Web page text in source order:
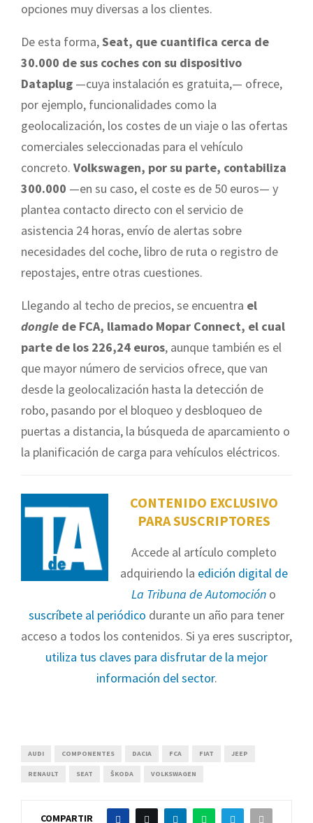
opciones muy diversas a los clientes.
De esta forma,Seat, que cuantifica cerca de
30.000 de sus coches con su dispositivo
Dataplug —cuya instalación es gratuita,— ofrece,
por ejemplo, funcionalidades como la
geolocalización, los costes de un viaje o las ofertas
comerciales seleccionadas para el vehículo
concreto. Volkswagen, por su parte, contabiliza
300.000 —en su caso, el coste es de 50 euros— y
plantea contacto directo con el servicio de
asistencia 24 horas, envío de alertas sobre
necesidades del coche, libro de ruta o registro de
repostajes, entre otras cuestiones.
Llegando al techo de precios, se encuentra el
dongle de FCA, llamado Mopar Connect, el cual
parte de los 226,24 euros, aunque también es el
que mayor número de servicios ofrece, que van
desde la geolocalización hasta la detección de
robo, pasando por el bloqueo y desbloqueo de
puertas a distancia, la búsqueda de aparcamiento o
la planificación de carga para vehículos eléctricos.
CONTENIDO EXCLUSIVO
PARA SUSCRIPTORES
Accede al artículo completo
adquiriendo la edición digital de
La Tribuna de Automoción o
suscríbete al periódico durante un año para tener
acceso a todos los contenidos. Si ya eres suscriptor,
utiliza tus claves para disfrutar de la mejor
información del sector.
AUDI COMPONENTES DACIA FCA FIAT JEEP
RENAULT SEAT ŠKODA VOLKSWAGEN
COMPARTIR